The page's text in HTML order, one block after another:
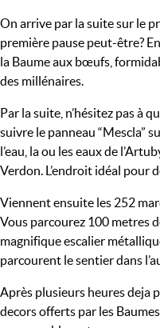
On arrive par la suite sur le
première pause peut-être?
la Baume aux bœufs,
des millénaires.
Par la suite, n’hésitez pas à
suivre le panneau “Mescla”
l’eau, la ou les eaux de
Verdon. L’endroit idéal pour
Viennent ensuite les 252
Vous parcourez 100 metres
magnifique escalier
parcourent le sentier dans
Après plusieurs heures deja
decors offerts par les